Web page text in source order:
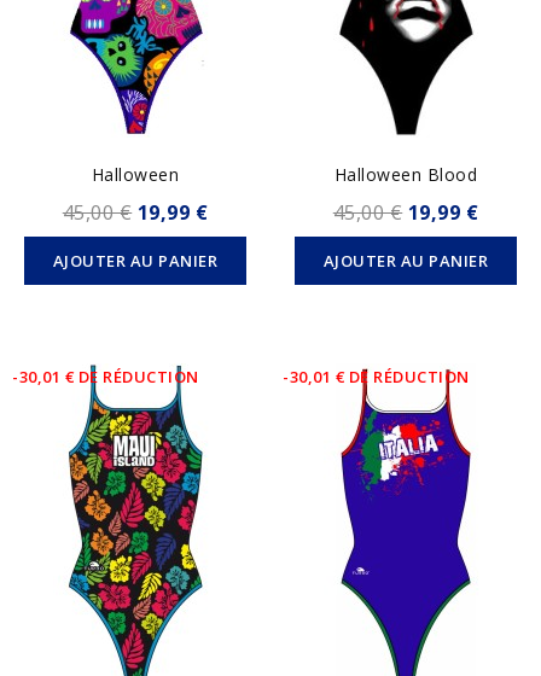
Halloween
45,00 € 19,99 €
AJOUTER AU PANIER
Halloween Blood
45,00 € 19,99 €
AJOUTER AU PANIER
-30,01 € DE RÉDUCTION -30,01 € DE RÉDUCTION